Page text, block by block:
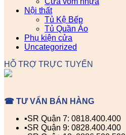
Nội thất
Tủ Kệ Bếp
Tủ Quần Áo
Phụ kiện cửa
Uncategorized
HỖ TRỢ TRỰC TUYẾN
☎ TƯ VẤN BÁN HÀNG
▪️SR Quận 7: 0818.400.400
▪️SR Quận 9: 0828.400.400